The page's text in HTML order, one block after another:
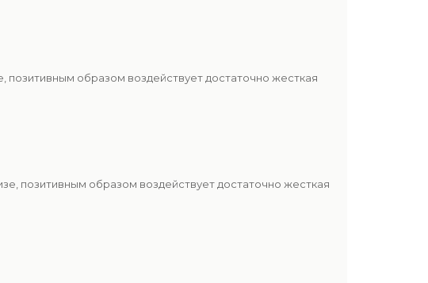
позитивным образом воздействует достаточно жесткая
позитивным образом воздействует достаточно жесткая